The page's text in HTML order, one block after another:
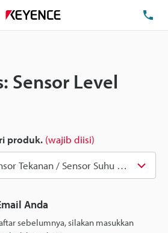
Sensor Level
produk. (wajib diisi)
Anda
sebelumnya, silakan masukkan